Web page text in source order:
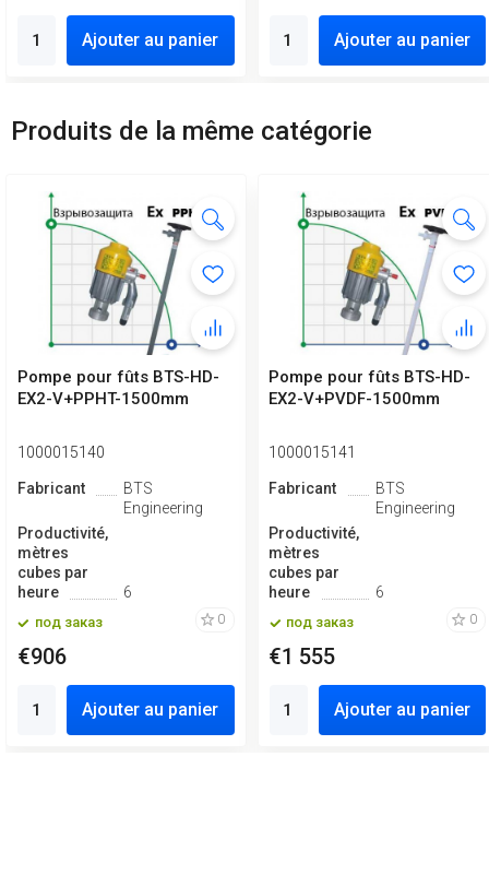
Ajouter au panier Ajouter au panier
Produits de la même catégorie
Pompe pour fûts BTS-HD-
EX2-V+PPHT-1500mm
1000015140
Fabricant
BTS
Engineering
Productivité,
mètres
cubes par
heure
6
под заказ 0
€906
Ajouter au panier
Pompe pour fûts BTS-HD-
EX2-V+PVDF-1500mm
1000015141
Fabricant
BTS
Engineering
Productivité,
mètres
cubes par
heure
6
под заказ 0
€1 555
Ajouter au panier